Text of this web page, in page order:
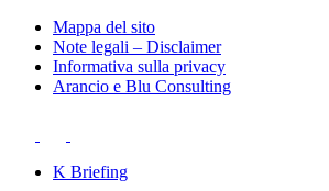
Mappa del sito
Note legali – Disclaimer
Informativa sulla privacy
Arancio e Blu Consulting
K Briefing